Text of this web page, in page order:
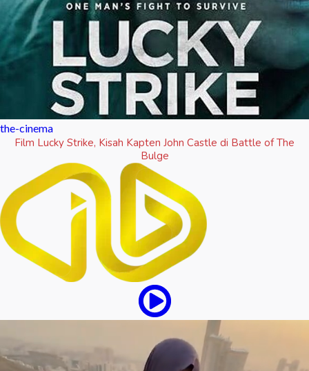
the-cinema
Film Lucky Strike, Kisah Kapten John Castle di Battle of The
Bulge